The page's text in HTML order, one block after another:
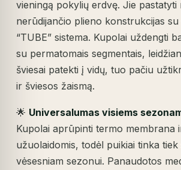
vieningą pokylių erdvę. Jie pastatyti
nerūdijančio plieno konstrukcijas su
“TUBE” sistema. Kupolai uždengti
su permatomais segmentais,
šviesai patekti į vidų, tuo pačiu
ir šviesos žaismą.
🌟 Universalumas visiems
Kupolai aprūpinti termo membrana
užuolaidomis, todėl puikiai tinka tiek
vėsesniam sezonui. Panaudotos